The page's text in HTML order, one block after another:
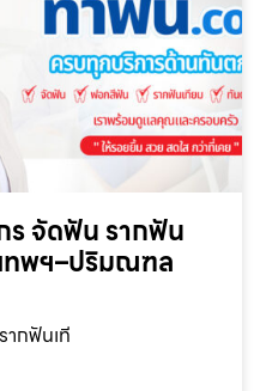
จัดฟัน รากฟัน
ทพฯ–ปริมณฑล
กฟันเที